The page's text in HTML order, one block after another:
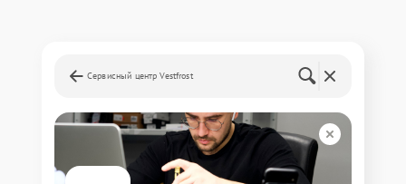
Сервисный центр Vestfrost